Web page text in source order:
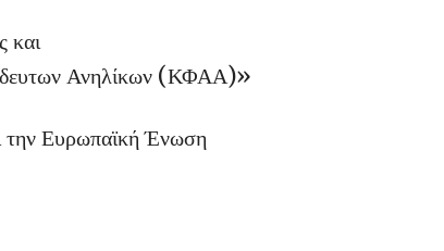
και
Ανηλίκων (ΚΦΑΑ)»
την Ευρωπαϊκή Ένωση